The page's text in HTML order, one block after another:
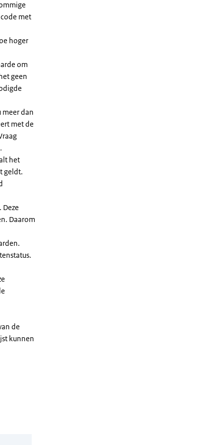
met
hoger
om
geen
meer dan
met de
het
geldt.
Daarom
de
kunnen